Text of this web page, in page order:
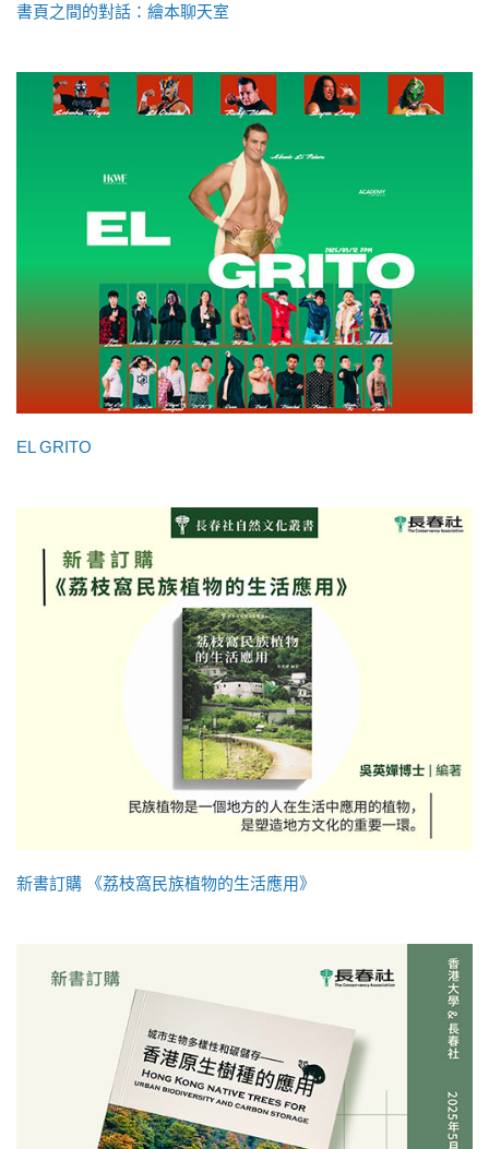
書頁之間的對話：繪本聊天室
EL GRITO
新書訂購 《荔枝窩民族植物的生活應用》